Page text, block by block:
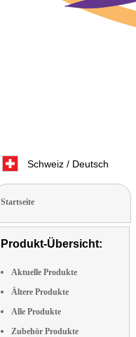
Schweiz / Deutsch
Startseite
Produkt-Übersicht:
Aktuelle Produkte
Ältere Produkte
Alle Produkte
Zubehör Produkte